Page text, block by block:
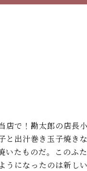
で！勘太郎の店長小
出汁巻き玉子焼
たものだ。この
になったのは新